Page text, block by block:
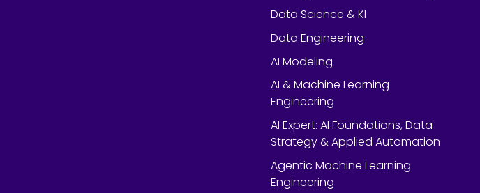
Data Science & KI
Data Engineering
AI Modeling
AI & Machine Learning
Engineering
AI Expert: AI Foundations, Data
Strategy & Applied Automation
Agentic Machine Learning
Engineering